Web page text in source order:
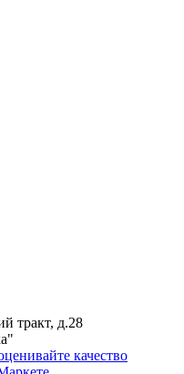
тракт, д.28